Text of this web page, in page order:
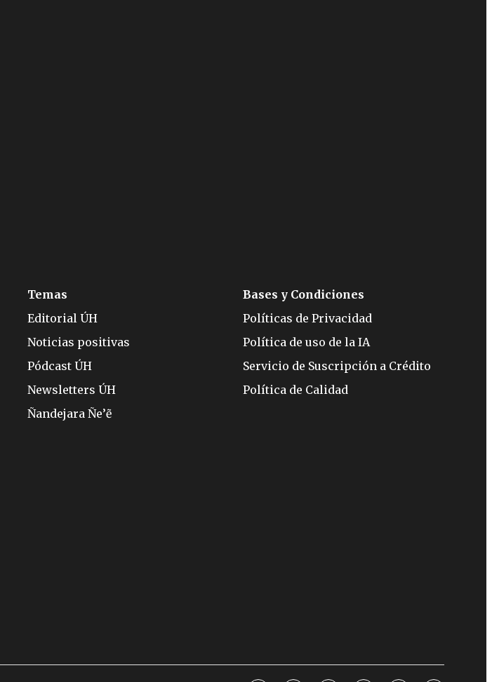
Temas
Editorial ÚH
Noticias positivas
Pódcast ÚH
Newsletters ÚH
Ñandejara Ñe’ẽ
Bases y Condiciones
Políticas de Privacidad
Política de uso de la IA
Servicio de Suscripción a Crédito
Política de Calidad